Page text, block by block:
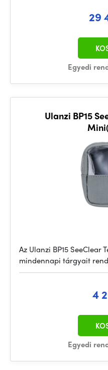
29
Egyedi
Ulanzi BP15
Az Ulanzi BP15 SeeClear
mindennapi tárgyait
4
Egyedi